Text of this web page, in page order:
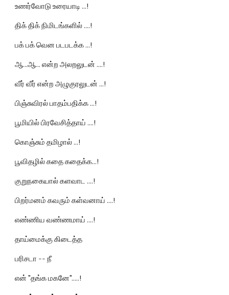
உணர்வோடு உரையாடி ...!
திக் திக் நிமிடங்களில் ....!
பக் பக் வென படபடக்க ...!
ஆ...ஆ... என்ற அலறலுடன் ....!
வீர் வீர் என்ற அழுகுரலுடன் ...!
பிஞ்சுவிரல் பாதம்பதிக்க ...!
பூமியில் பிரவேசித்தாய் ....!
கொஞ்சும் தமிழால் ...!
பூவிதழில் கதை கதைக்க...!
குறுநகையால் களவாட ....!
பிறர்மனம் கவரும் கள்வனாய் ....!
எண்ணிய வண்ணமாய் ....!
தாய்மைக்கு கிடைத்த
பரிசடா -- நீ
என் "தங்க மகனே".....!